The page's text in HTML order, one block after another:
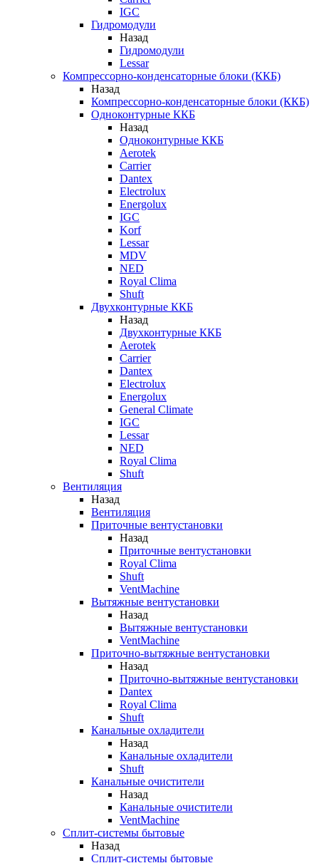
IGC
Гидромодули
Назад
Гидромодули
Lessar
Компрессорно-конденсаторные блоки (ККБ)
Назад
Компрессорно-конденсаторные блоки (ККБ)
Одноконтурные ККБ
Назад
Одноконтурные ККБ
Aerotek
Carrier
Dantex
Electrolux
Energolux
IGC
Korf
Lessar
MDV
NED
Royal Clima
Shuft
Двухконтурные ККБ
Назад
Двухконтурные ККБ
Aerotek
Carrier
Dantex
Electrolux
Energolux
General Climate
IGC
Lessar
NED
Royal Clima
Shuft
Вентиляция
Назад
Вентиляция
Приточные вентустановки
Назад
Приточные вентустановки
Royal Clima
Shuft
VentMachine
Вытяжные вентустановки
Назад
Вытяжные вентустановки
VentMachine
Приточно-вытяжные вентустановки
Назад
Приточно-вытяжные вентустановки
Dantex
Royal Clima
Shuft
Канальные охладители
Назад
Канальные охладители
Shuft
Канальные очистители
Назад
Канальные очистители
VentMachine
Сплит-системы бытовые
Назад
Сплит-системы бытовые